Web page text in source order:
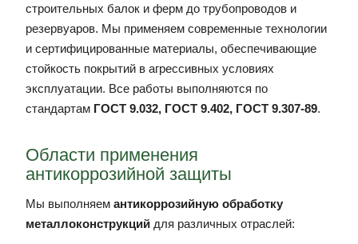
строительных балок и ферм до трубопроводов и
резервуаров. Мы применяем современные технологии
и сертифицированные материалы, обеспечивающие
стойкость покрытий в агрессивных условиях
эксплуатации. Все работы выполняются по
стандартам ГОСТ 9.032, ГОСТ 9.402, ГОСТ 9.307-89.
Области применения
антикоррозийной защиты
Мы выполняем антикоррозийную обработку
металлоконструкций для различных отраслей: